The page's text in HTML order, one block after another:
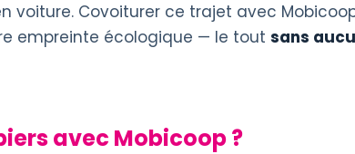
voiture. Covoiturer ce trajet avec
empreinte écologique — le tout sans
avec Mobicoop ?